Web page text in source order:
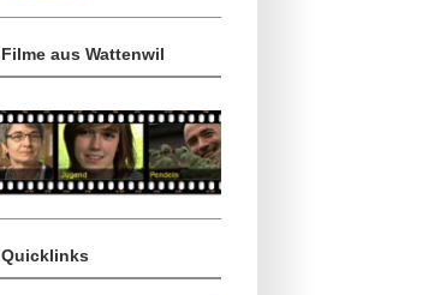
Filme aus Wattenwil
Quicklinks